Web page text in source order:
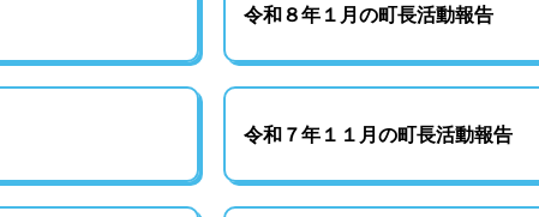
令和８年１月の町長活動報告
令和７年１１月の町長活動報告